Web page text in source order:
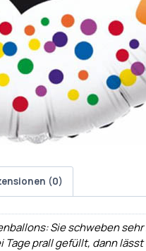
(0)
Sie schweben
Tage prall gefüllt, dann